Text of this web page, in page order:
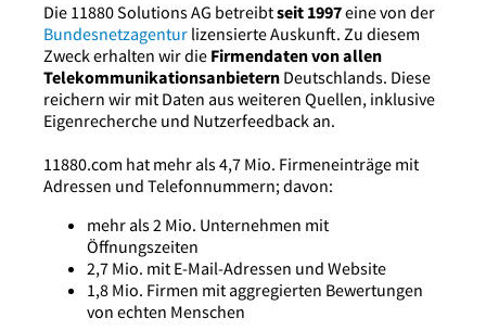
Die 11880 Solutions AG betreibtseit 1997eine von der
Bundesnetzagentur lizensierte Auskunft. Zu diesem
Zweck erhalten wir die Firmendaten von allen
Telekommunikationsanbietern Deutschlands. Diese
reichern wir mit Daten aus weiteren Quellen, inklusive
Eigenrecherche und Nutzerfeedback an.
11880.com hat mehr als 4,7 Mio. Firmeneinträge mit
Adressen und Telefonnummern; davon:
mehr als 2 Mio. Unternehmen mit
Öffnungszeiten
2,7 Mio. mit E-Mail-Adressen und Website
1,8 Mio. Firmen mit aggregierten Bewertungen
von echten Menschen